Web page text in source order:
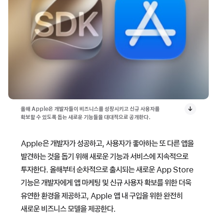
올해 Apple은 개발자들이 비즈니스를 성장시키고 신규 사용자를
확보할 수 있도록 돕는 새로운 기능들을 대대적으로 공개한다.
Apple은 개발자가 성공하고, 사용자가 좋아하는 또 다른 앱을
발견하는 것을 돕기 위해 새로운 기능과 서비스에 지속적으로
투자한다. 올해부터 순차적으로 출시되는 새로운 App Store
기능은 개발자에게 앱 마케팅 및 신규 사용자 확보를 위한 더욱
유연한 환경을 제공하고, Apple 앱 내 구입을 위한 완전히
새로운 비즈니스 모델을 제공한다.